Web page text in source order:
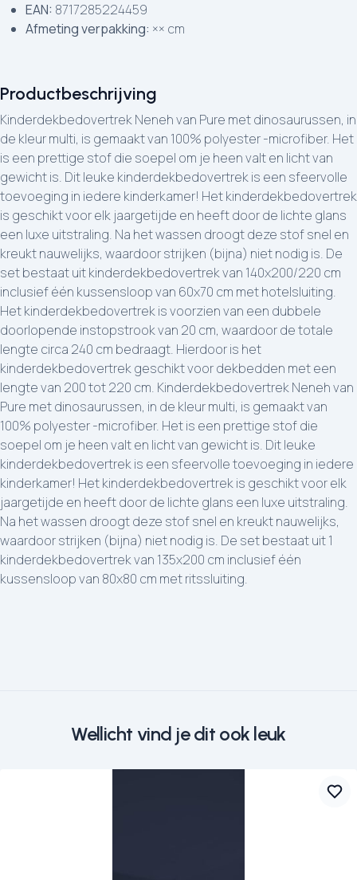
Productbeschrijving
Kinderdekbedovertrek Neneh van Pure met dinosaurussen, in
de kleur multi, is gemaakt van 100% polyester -microfiber. Het
is een prettige stof die soepel om je heen valt en licht van
gewicht is. Dit leuke kinderdekbedovertrek is een sfeervolle
toevoeging in iedere kinderkamer! Het kinderdekbedovertrek
is geschikt voor elk jaargetijde en heeft door de lichte glans
een luxe uitstraling. Na het wassen droogt deze stof snel en
kreukt nauwelijks, waardoor strijken (bijna) niet nodig is. De
set bestaat uit kinderdekbedovertrek van 140x200/220 cm
inclusief één kussensloop van 60x70 cm met hotelsluiting.
Het kinderdekbedovertrek is voorzien van een dubbele
doorlopende instopstrook van 20 cm, waardoor de totale
lengte circa 240 cm bedraagt. Hierdoor is het
kinderdekbedovertrek geschikt voor dekbedden met een
lengte van 200 tot 220 cm. Kinderdekbedovertrek Neneh van
Pure met dinosaurussen, in de kleur multi, is gemaakt van
100% polyester -microfiber. Het is een prettige stof die
soepel om je heen valt en licht van gewicht is. Dit leuke
kinderdekbedovertrek is een sfeervolle toevoeging in iedere
kinderkamer! Het kinderdekbedovertrek is geschikt voor elk
jaargetijde en heeft door de lichte glans een luxe uitstraling.
Na het wassen droogt deze stof snel en kreukt nauwelijks,
waardoor strijken (bijna) niet nodig is. De set bestaat uit 1
kinderdekbedovertrek van 135x200 cm inclusief één
kussensloop van 80x80 cm met ritssluiting.
EAN: 8717285224459
Afmeting verpakking: ×× cm
Wellicht vind je dit ook leuk